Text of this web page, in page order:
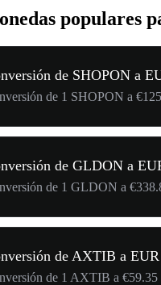
populares
de SHOPON a
de 1 SHOPON a
de GLDON a
de 1 GLDON a
de AXTIB a EUR
de 1 AXTIB a €59.35